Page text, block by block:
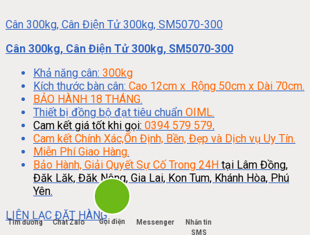
Cân 300kg, Cân Điện Tử 300kg, SM5070-300
Cân 300kg, Cân Điện Tử 300kg, SM5070-300
Khả năng cân: 300kg
Kích thước bàn cân: Cao 12cm x Rộng 50cm x Dài 70cm.
BẢO HÀNH 18 THÁNG.
Thiết bị đồng bộ đạt tiêu chuẩn OIML.
Cam kết giá tốt khi gọi: 0394 579 579.
Cam kết Chính Xác,Ổn Định, Bền, Đẹp và Dịch vụ Uy Tín.
Miễn Phí Giao Hàng.
Bảo Hành, Giải Quyết Sự Cố Trong 24H tại Lâm Đồng,
Đăk Lăk, Đăk Nông, Gia Lai, Kon Tum, Khánh Hòa, Phú
Yên.
LIÊN LẠC ĐẶT HÀNG
Tìm đường Chat Zalo Gọi điện Messenger
Nhắn tin
SMS